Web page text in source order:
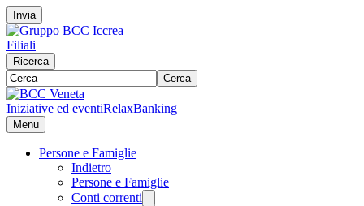
Invia
Filiali
Ricerca
Cerca
Iniziative ed eventiRelaxBanking
Menu
Persone e Famiglie
Indietro
Persone e Famiglie
Conti correnti